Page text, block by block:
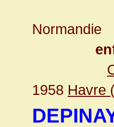
Normandie
1958 Havre